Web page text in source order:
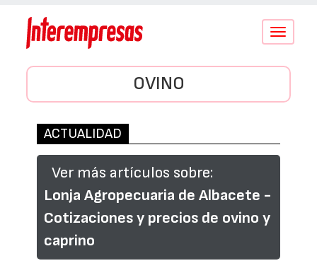
Conmutar
OVINO
ACTUALIDAD
Ver más artículos sobre:
Lonja Agropecuaria de Albacete -
Cotizaciones y precios de ovino y
caprino